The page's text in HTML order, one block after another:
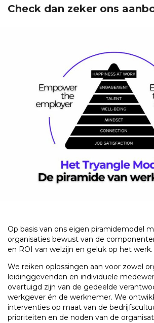
Check dan zeker ons
Op basis van ons eigen piramidemodel
organisaties bewust van de
en ROI van welzijn en geluk op het werk.
We reiken oplossingen aan voor zowel
leidinggevenden en individuele
overtuigd zijn van de gedeelde
werkgever én de werknemer. We
interventies op maat van de
prioriteiten en de noden van de